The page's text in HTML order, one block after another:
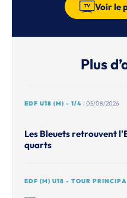
Voir le
Plus
EDF U18 (M) - 1/4 | 05/08/2026
Les Bleuets retrouvent
quarts
EDF (M) U18 - TOUR